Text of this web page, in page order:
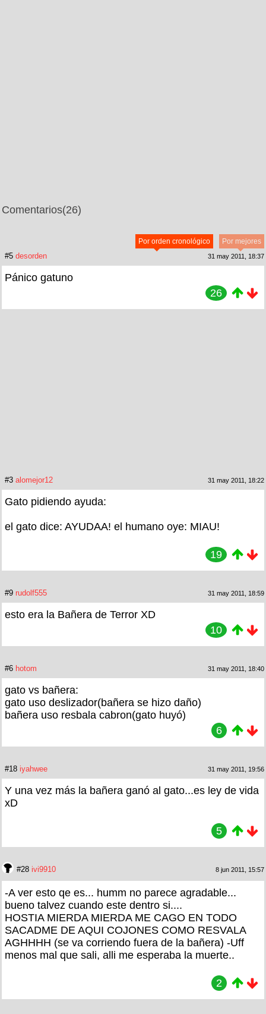
Comentarios(26)
Por mejores
Por orden cronológico
#5 desorden 31 may 2011, 18:37
Pánico gatuno
26
#3 alomejor12 31 may 2011, 18:22
Gato pidiendo ayuda:
el gato dice: AYUDAA! el humano oye: MIAU!
19
#9 rudolf555 31 may 2011, 18:59
esto era la Bañera de Terror XD
10
#6 hotom 31 may 2011, 18:40
gato vs bañera:
gato uso deslizador(bañera se hizo daño)
bañera uso resbala cabron(gato huyó)
6
#18 iyahwee 31 may 2011, 19:56
Y una vez más la bañera ganó al gato...es ley de vida
xD
5
#28 ivi9910 8 jun 2011, 15:57
-A ver esto qe es... humm no parece agradable...
bueno talvez cuando este dentro si....
HOSTIA MIERDA MIERDA ME CAGO EN TODO
SACADME DE AQUI COJONES COMO RESVALA
AGHHHH (se va corriendo fuera de la bañera) -Uff
menos mal que sali, alli me esperaba la muerte..
2